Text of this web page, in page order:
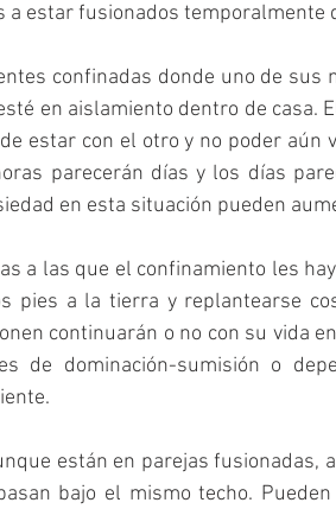
a estar fusionados temporalmente
confinadas donde uno de sus
en aislamiento dentro de casa.
estar con el otro y no poder aún
parecerán días y los días
en esta situación pueden
a las que el confinamiento les
pies a la tierra y replantearse
continuarán o no con su vida
de dominación-sumisión o
están en parejas fusionadas,
bajo el mismo techo.